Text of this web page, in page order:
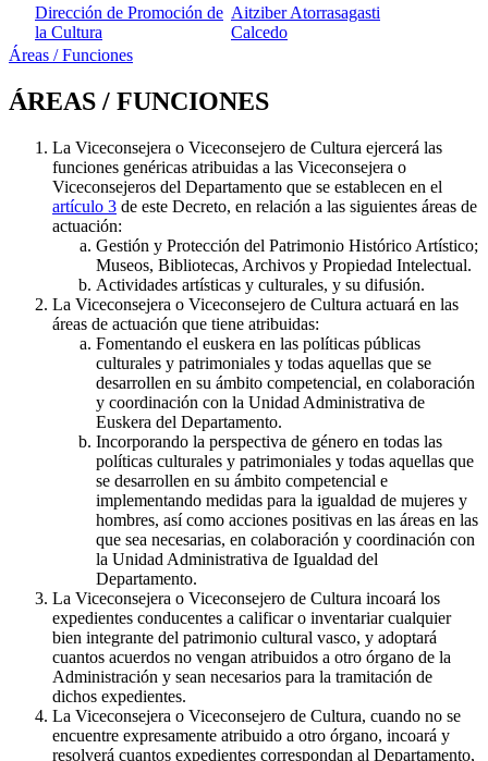
Dirección de Promoción de
la Cultura
Aitziber Atorrasagasti
Calcedo
Áreas / Funciones
ÁREAS / FUNCIONES
La Viceconsejera o Viceconsejero de Cultura ejercerá las
funciones genéricas atribuidas a las Viceconsejera o
Viceconsejeros del Departamento que se establecen en el
artículo 3 de este Decreto, en relación a las siguientes áreas de
actuación:
Gestión y Protección del Patrimonio Histórico Artístico;
Museos, Bibliotecas, Archivos y Propiedad Intelectual.
Actividades artísticas y culturales, y su difusión.
La Viceconsejera o Viceconsejero de Cultura actuará en las
áreas de actuación que tiene atribuidas:
Fomentando el euskera en las políticas públicas
culturales y patrimoniales y todas aquellas que se
desarrollen en su ámbito competencial, en colaboración
y coordinación con la Unidad Administrativa de
Euskera del Departamento.
Incorporando la perspectiva de género en todas las
políticas culturales y patrimoniales y todas aquellas que
se desarrollen en su ámbito competencial e
implementando medidas para la igualdad de mujeres y
hombres, así como acciones positivas en las áreas en las
que sea necesarias, en colaboración y coordinación con
la Unidad Administrativa de Igualdad del
Departamento.
La Viceconsejera o Viceconsejero de Cultura incoará los
expedientes conducentes a calificar o inventariar cualquier
bien integrante del patrimonio cultural vasco, y adoptará
cuantos acuerdos no vengan atribuidos a otro órgano de la
Administración y sean necesarios para la tramitación de
dichos expedientes.
La Viceconsejera o Viceconsejero de Cultura, cuando no se
encuentre expresamente atribuido a otro órgano, incoará y
resolverá cuantos expedientes correspondan al Departamento,